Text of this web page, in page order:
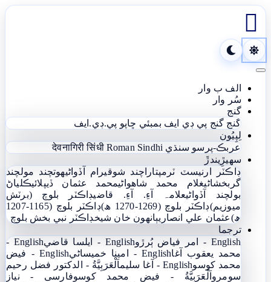

Toggle navigation
الف ب وار
سُر وار
گنج
گنج گنج پي ڊي ايف بمبئي ڇاپو پي.ڊي.ايف
لِپِيُون
عربڪ-پرسو سنڌي
देवनागिरी सिंधी Roman Sindhi
سھيڙِيندڙَ
ڊاڪٽر ارنيسٽ ٽرمپتاراچند شوقيرام آڏواڻيھوتچند مولچند
گربخشاڻيغلام محمد شاھواڻيمحمد عثمان ڏيپلائيڪلياڻ
بولچند آڏواڻيعلامہ آءِ. آءِ. قاضيڊاڪٽر بلوچ (برٽش
ميوزيم)ڊاڪٽر بلوچ (1269-1270 ھ)
ڊاڪٽر بلوچ (1165-1207
ھ)عثمان علي انصاريٻانهون خان شيخڊاڪٽر نبي بخش بلوچ
ترجما
English - امر فياض ٻُرڙو
English - ايلسا قاضي
English -
محمد يعقوب آغاEnglish - امينا خميساڻي
English - فيض
محمد کوسوEnglish - آغا سليم
اَلْعَرَبِيَّةُ - الدکتور فضل رحیم
سومرو اَلْعَرَبِيَّةُ - فيض محمد کوسوفارسی - نياز